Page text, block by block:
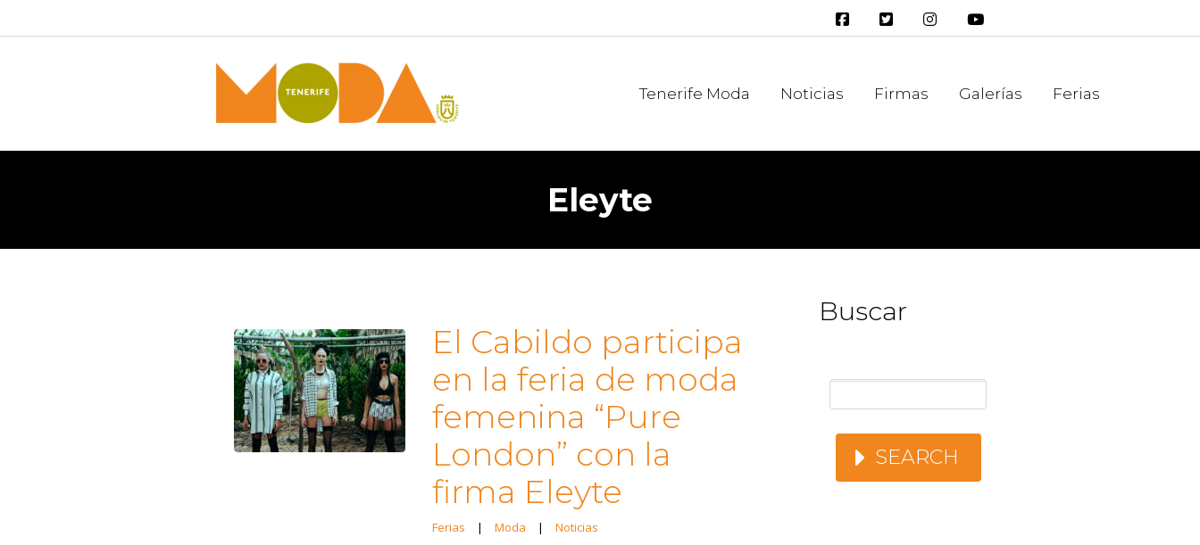
Tenerife Moda Noticias Firmas Galerías Ferias
Eleyte
El Cabildo participa
en la feria de moda
femenina “Pure
London” con la
firma Eleyte
Ferias | Moda | Noticias
Buscar
SEARCH